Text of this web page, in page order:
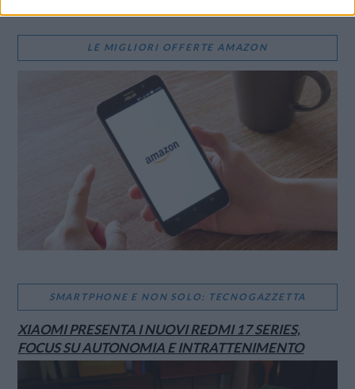
LE MIGLIORI OFFERTE AMAZON
SMARTPHONE E NON SOLO: TECNOGAZZETTA
XIAOMI PRESENTA I NUOVI REDMI 17 SERIES,
FOCUS SU AUTONOMIA E INTRATTENIMENTO